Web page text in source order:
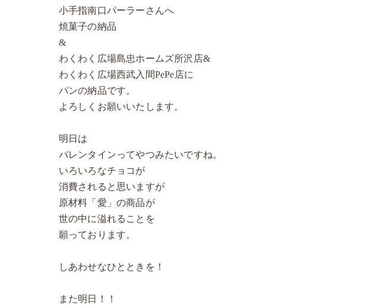
小手指南口パーラーさんへ
焼菓子の納品
&
わくわく広場島忠ホームズ所沢店&
わくわく広場西武入間PePe店に
パンの納品です。
よろしくお願いいたします。
明日は
バレンタインってやつみたいですね。
いろいろなチョコが
消費されると思いますが
原材料「愛」の商品が
世の中に溢れることを
願っております。
しあわせなひとときを！
また明日！！